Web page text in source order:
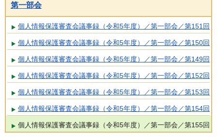
第一部会
個人情報保護審査会議事録（令和5年度）／第一部会／第151回
個人情報保護審査会議事録（令和5年度）／第一部会／第150回
個人情報保護審査会議事録（令和5年度）／第一部会／第149回
個人情報保護審査会議事録（令和5年度）／第一部会／第152回
個人情報保護審査会議事録（令和5年度）／第一部会／第153回
個人情報保護審査会議事録（令和5年度）／第一部会／第154回
個人情報保護審査会議事録（令和5年度）／第一部会／第155回